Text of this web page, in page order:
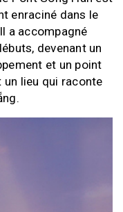
enraciné dans le
a accompagné
devenant un
et un point
lieu qui raconte